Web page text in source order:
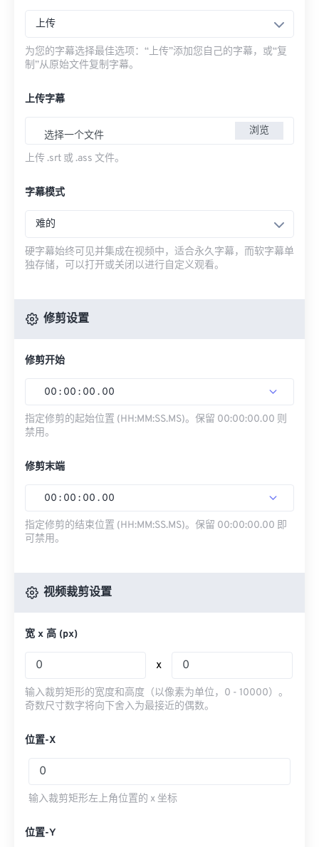
上传
为您的字幕选择最佳选项：“上传”添加您自己的字幕，或“复
制”从原始文件复制字幕。
上传字幕
选择一个文件 浏览
上传 .srt 或 .ass 文件。
字幕模式
难的
硬字幕始终可见并集成在视频中，适合永久字幕，而软字幕单
独存储，可以打开或关闭以进行自定义观看。
修剪设置
修剪开始
00 : 00 : 00 . 00
指定修剪的起始位置 (HH:MM:SS.MS)。保留 00:00:00.00 则
禁用。
修剪末端
00 : 00 : 00 . 00
指定修剪的结束位置 (HH:MM:SS.MS)。保留 00:00:00.00 即
可禁用。
视频裁剪设置
宽 x 高 (px)
x
输入裁剪矩形的宽度和高度（以像素为单位，0 - 10000）。
奇数尺寸数字将向下舍入为最接近的偶数。
位置-X
输入裁剪矩形左上角位置的 x 坐标
位置-Y